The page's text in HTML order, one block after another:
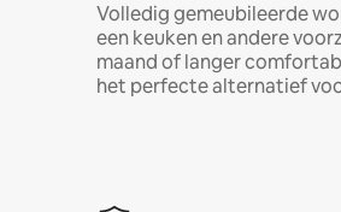
Volledig gemeubileerde
een keuken en andere
maand of langer
het perfecte alternatief